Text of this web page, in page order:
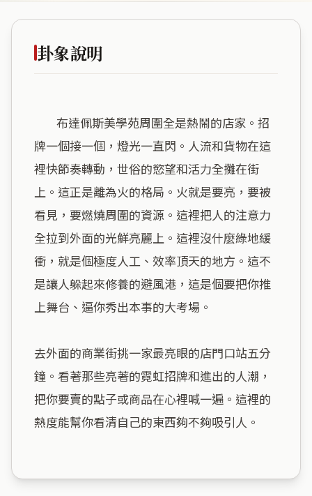
卦象說明
牌一個接一個，燈光一直閃。人流和貨物在這
裡快節奏轉動，世俗的慾望和活力全攤在街
上。這正是離為火的格局。火就是要亮，要被
看見，要燃燒周圍的資源。這裡把人的注意力
全拉到外面的光鮮亮麗上。這裡沒什麼綠地緩
衝，就是個極度人工、效率頂天的地方。這不
是讓人躲起來修養的避風港，這是個要把你推
上舞台、逼你秀出本事的大考場。
去外面的商業街挑一家最亮眼的店門口站五分
鐘。看著那些亮著的霓虹招牌和進出的人潮，
把你要賣的點子或商品在心裡喊一遍。這裡的
熱度能幫你看清自己的東西夠不夠吸引人。